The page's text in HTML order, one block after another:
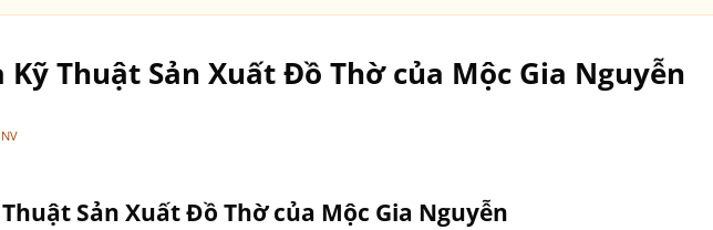
Thuật Sản Xuất Đồ Thờ của Mộc Gia Nguyễn
Sản Xuất Đồ Thờ của Mộc Gia Nguyễn